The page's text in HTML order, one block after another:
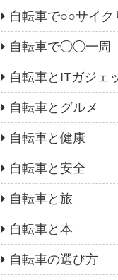
自転車で○○サイク
自転車で◯◯一周
自転車とITガジェ
自転車とグルメ
自転車と健康
自転車と安全
自転車と旅
自転車と本
自転車の選び方